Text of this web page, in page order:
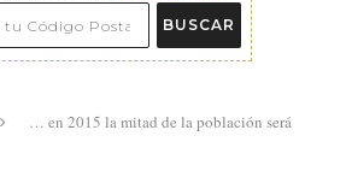
BUSCAR
… en 2015 la mitad de la población será